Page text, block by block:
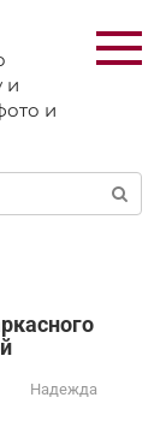
и
и
Надежда